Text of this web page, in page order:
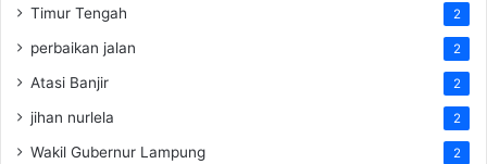
Timur Tengah 2
perbaikan jalan 2
Atasi Banjir 2
jihan nurlela 2
Wakil Gubernur Lampung 2